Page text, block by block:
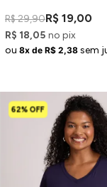
R$ 29,90R$ 19,00
R$ 18,05 no pix
ou 8x de R$ 2,38 sem
62% OFF